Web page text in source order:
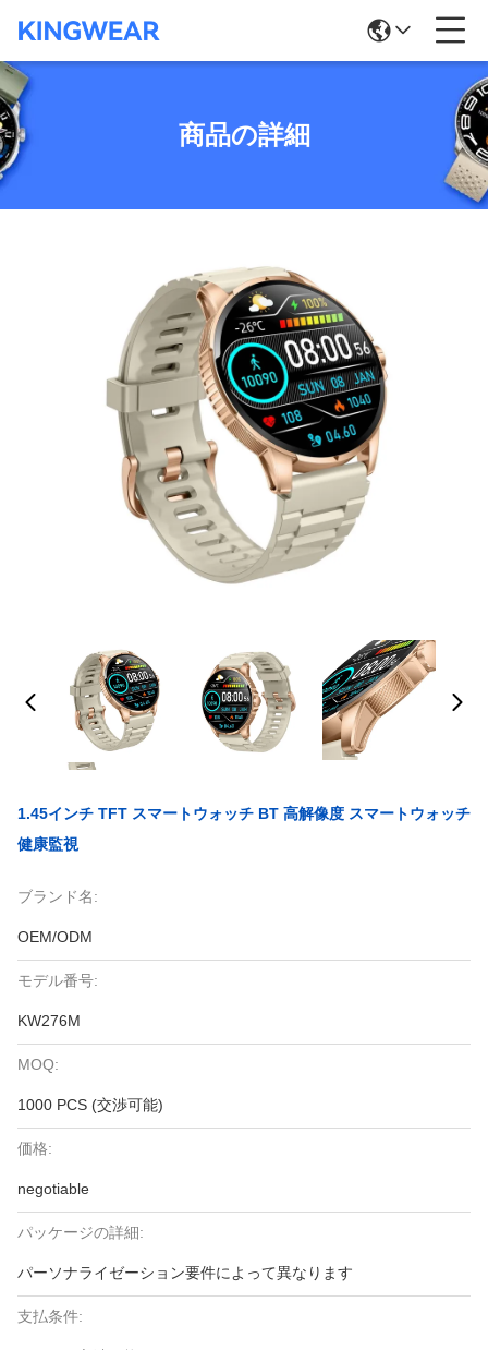
商品の詳細
1.45インチ TFT スマートウォッチ BT 高解像度 スマートウォッチ
健康監視
ブランド名:
OEM/ODM
モデル番号:
KW276M
MOQ:
1000 PCS (交渉可能)
価格:
negotiable
パッケージの詳細:
パーソナライゼーション要件によって異なります
支払条件: